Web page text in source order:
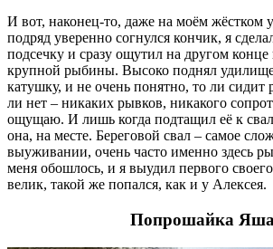
И вот, наконец-то, даже на моём жёстком
подряд уверенно согнулся кончик, я
подсечку и сразу ощутил на другом
крупной рыбины. Высоко поднял
катушку, и не очень понятно, то ли сидит
ли нет – никаких рывков, никакого
ощущаю. И лишь когда подтащил её к
она, на месте. Береговой свал – самое
выуживании, очень часто именно здесь
меня обошлось, и я выудил первого
велик, такой же попался, как и у Алексея.
Попрошайка Яша